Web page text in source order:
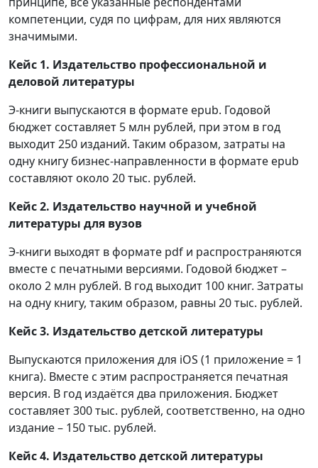
компетенции, судя по цифрам, для них являются
значимыми.
Кейс 1. Издательство профессиональной и
деловой литературы
Э-книги выпускаются в формате epub. Годовой
бюджет составляет 5 млн рублей, при этом в год
выходит 250 изданий. Таким образом, затраты на
одну книгу бизнес-направленности в формате epub
составляют около 20 тыс. рублей.
Кейс 2. Издательство научной и учебной
литературы для вузов
Э-книги выходят в формате pdf и распространяются
вместе с печатными версиями. Годовой бюджет –
около 2 млн рублей. В год выходит 100 книг. Затраты
на одну книгу, таким образом, равны 20 тыс. рублей.
Кейс 3. Издательство детской литературы
Выпускаются приложения для iOS (1 приложение = 1
книга). Вместе с этим распространяется печатная
версия. В год издаётся два приложения. Бюджет
составляет 300 тыс. рублей, соответственно, на одно
издание – 150 тыс. рублей.
Кейс 4. Издательство детской литературы